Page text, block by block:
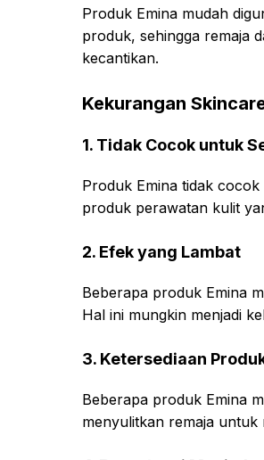
Produk Emina mudah
produk, sehingga remaja
kecantikan.
Kekurangan
1. Tidak Cocok untuk
Produk Emina tidak
produk perawatan kulit
2. Efek yang Lambat
Beberapa produk Emina
Hal ini mungkin menjadi
3. Ketersediaan
Beberapa produk Emina
menyulitkan remaja untuk